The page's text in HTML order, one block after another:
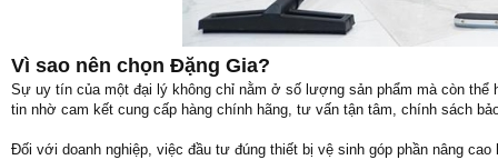
Vì sao nên chọn Đặng Gia?
Sự uy tín của một đại lý không chỉ nằm ở số lượng sản phẩm mà còn
tin nhờ cam kết cung cấp hàng chính hãng, tư vấn tận tâm, chính sách
Đối với doanh nghiệp, việc đầu tư đúng thiết bị vệ sinh góp phần nâng